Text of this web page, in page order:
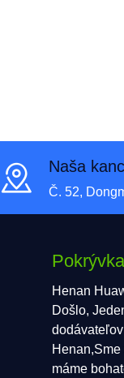
Naša
Č. 52,
Pokrývka
Henan
Došlo,
máme